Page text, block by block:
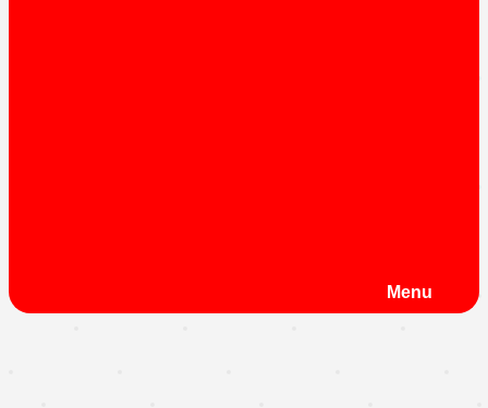
Menu